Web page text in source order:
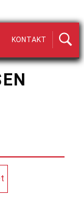
KONTAKT